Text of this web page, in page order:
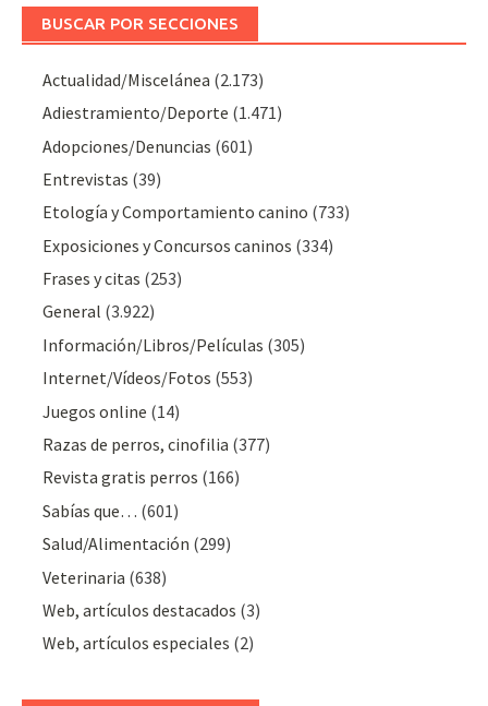
BUSCAR POR SECCIONES
Actualidad/Miscelánea (2.173)
Adiestramiento/Deporte (1.471)
Adopciones/Denuncias (601)
Entrevistas (39)
Etología y Comportamiento canino (733)
Exposiciones y Concursos caninos (334)
Frases y citas (253)
General (3.922)
Información/Libros/Películas (305)
Internet/Vídeos/Fotos (553)
Juegos online (14)
Razas de perros, cinofilia (377)
Revista gratis perros (166)
Sabías que… (601)
Salud/Alimentación (299)
Veterinaria (638)
Web, artículos destacados (3)
Web, artículos especiales (2)